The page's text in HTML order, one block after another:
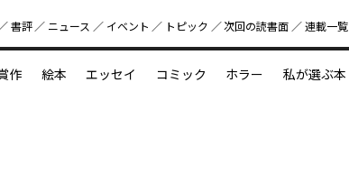
好書好日
書評 ニュース イベント トピック 次回の読書⾯ 連載一覧
作 絵本 エッセイ コミック ホラー 私が選ぶ本